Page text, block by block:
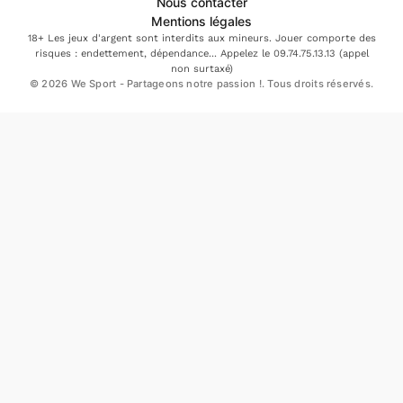
Mentions légales
18+ Les jeux d'argent sont interdits aux mineurs. Jouer comporte des
risques : endettement, dépendance... Appelez le 09.74.75.13.13 (appel
non surtaxé)
© 2026 We Sport - Partageons notre passion !. Tous droits réservés.